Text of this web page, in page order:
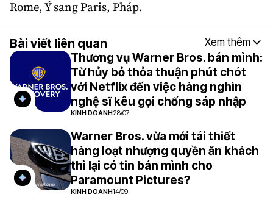
Rome, Ý sang Paris, Pháp.
Bài viết liên quan Xem thêm
Thương vụ Warner Bros. bán mình:
Từ hủy bỏ thỏa thuận phút chót
với Netflix đến việc hàng nghìn
nghệ sĩ kêu gọi chống sáp nhập
KINH DOANH28/07
Warner Bros. vừa mới tái thiết
hàng loạt nhượng quyền ăn khách
thì lại có tin bán mình cho
Paramount Pictures?
KINH DOANH14/09